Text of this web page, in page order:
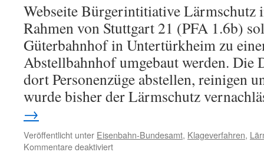
Webseite Bürgerintitiative
Rahmen von Stuttgart 21 (PFA 1.6b)
Güterbahnhof in Untertürkheim zu
Abstellbahnhof umgebaut werden. Die
dort Personenzüge abstellen, reinigen
wurde bisher der Lärmschutz
→
Veröffentlicht unter Eisenbahn-Bundesamt, Klageverfahren,
Kommentare deaktiviert